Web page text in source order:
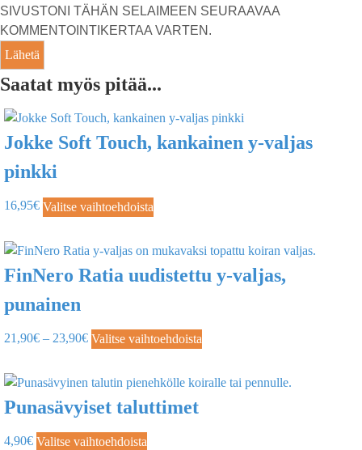
SIVUSTONI TÄHÄN SELAIMEEN SEURAAVAA
KOMMENTOINTIKERTAA VARTEN.
Saatat myös pitää...
Jokke Soft Touch, kankainen y-valjas
pinkki
16,95€ Valitse vaihtoehdoista
FinNero Ratia uudistettu y-valjas,
punainen
21,90€ – 23,90€ Valitse vaihtoehdoista
Punasävyiset taluttimet
4,90€ Valitse vaihtoehdoista